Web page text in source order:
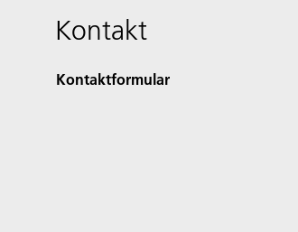
Kontakt
Kontaktformular